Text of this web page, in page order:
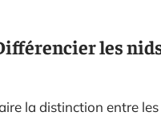
les
la distinction entre